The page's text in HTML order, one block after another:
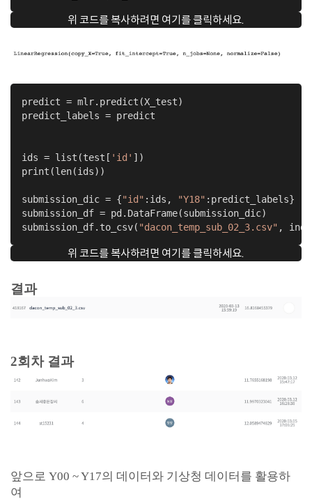
위 코드를 복사하려면 여기를 클릭하세요.
predict = mlr.predict(X_test)
predict_labels = predict
ids = list(test[ 'id' ])
print(len(ids))
submission_dic = {"id" :ids, "Y18" :predict_labels}
submission_df = pd.DataFrame(submission_dic)
submission_df.to_csv( "dacon_temp_sub_02_3.csv" ,
위 코드를 복사하려면 여기를 클릭하세요.
결과
2회차 결과
앞으로 Y00 ~ Y17의 데이터와 기상청 데이터를 활용하
여